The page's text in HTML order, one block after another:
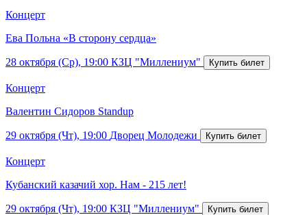
Концерт
Ева Польна «В сторону сердца»
28 октября (Ср), 19:00 КЗЦ "Миллениум"
Концерт
Валентин Сидоров Standup
29 октября (Чт), 19:00 Дворец Молодежи
Концерт
Кубанский казачий хор. Нам - 215 лет!
29 октября (Чт), 19:00 КЗЦ "Миллениум"